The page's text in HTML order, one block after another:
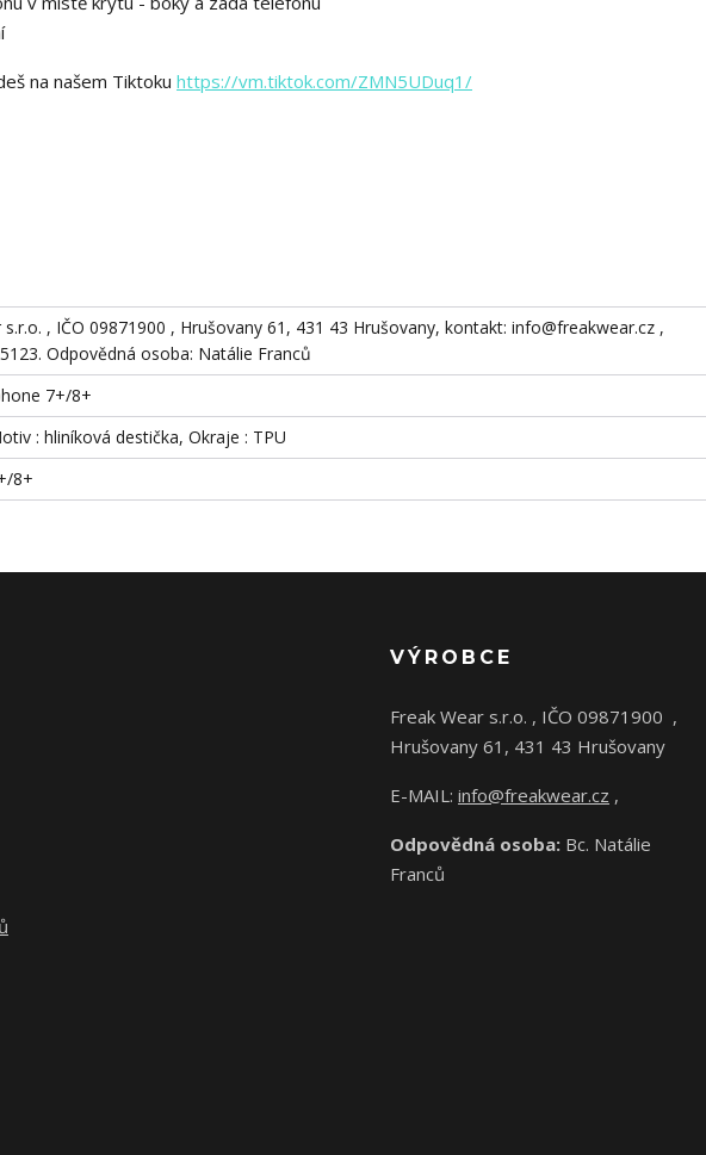
na našem Tiktoku https://vm.tiktok.com/ZMN5UDuq1/
s.r.o. , IČO 09871900 , Hrušovany 61, 431 43 Hrušovany, kontakt: info@freakwear.cz ,
Odpovědná osoba: Natálie Franců
7+/8+
: hliníková destička, Okraje : TPU
8+
VÝROBCE
Freak Wear s.r.o. , IČO 09871900 ,
Hrušovany 61, 431 43 Hrušovany
E-MAIL: info@freakwear.cz ,
Odpovědná osoba: Bc. Natálie
Franců